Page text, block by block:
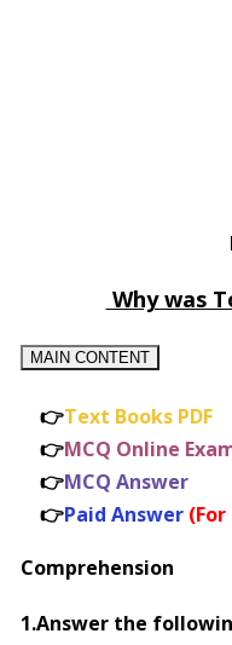
Why was
MAIN CONTENT
👉Text Books PDF
👉MCQ Online
👉MCQ Answer
👉Paid Answer
Comprehension
1.Answer the